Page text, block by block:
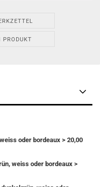
PRODUKT
oder bordeaux > 20,00
weiss oder bordeaux >